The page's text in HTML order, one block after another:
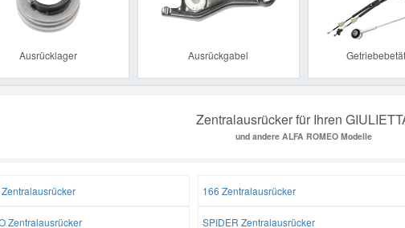
Ausrücklager Ausrückgabel
Zentralausrücker für Ihren
und andere ALFA ROMEO Modelle
166 Zentralausrücker
Zentralausrücker SPIDER Zentralausrücker